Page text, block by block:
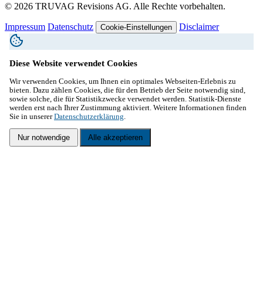
© 2026 TRUVAG Revisions AG. Alle Rechte vorbehalten.
Impressum Datenschutz Cookie-Einstellungen Disclaimer
Diese Website verwendet Cookies
Wir verwenden Cookies, um Ihnen ein optimales Webseiten-Erlebnis zu
bieten. Dazu zählen Cookies, die für den Betrieb der Seite notwendig sind,
sowie solche, die für Statistikzwecke verwendet werden. Statistik-Dienste
werden erst nach Ihrer Zustimmung aktiviert. Weitere Informationen finden
Sie in unsererDatenschutzerklärung
Nur notwendige Alle akzeptieren